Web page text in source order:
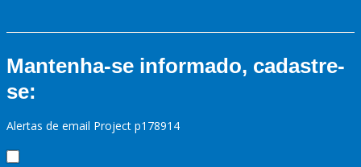
Mantenha-se informado, cadastre-
se:
Alertas de email Project p178914